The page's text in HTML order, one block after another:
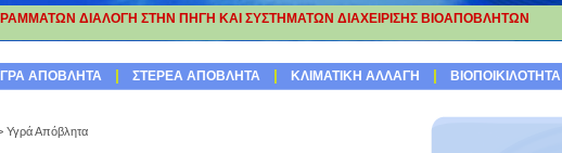
ΔΙΑΛΟΓΗ ΣΤΗΝ ΠΗΓΗ ΚΑΙ ΣΥΣΤΗΜΑΤΩΝ ΔΙΑΧΕΙΡΙΣΗΣ ΒΙΟΑΠΟΒΛΗΤΩΝ
ΚΑΙ ΑΝΑΜΝΗΣΤΙΚΩΝ ΠΙΝΑΚΙΔΩΝ ΕΡΓΩΝ ΤΟΥ ΕΠΠΕΡΑΑ
ΑΠΟΒΛΗΤΑ | ΣΤΕΡΕΑ ΑΠΟΒΛΗΤΑ | ΚΛΙΜΑΤΙΚΗ ΑΛΛΑΓΗ | ΒΙΟΠΟΙΚΙΛΟΤΗΤΑ
Υγρά Απόβλητα